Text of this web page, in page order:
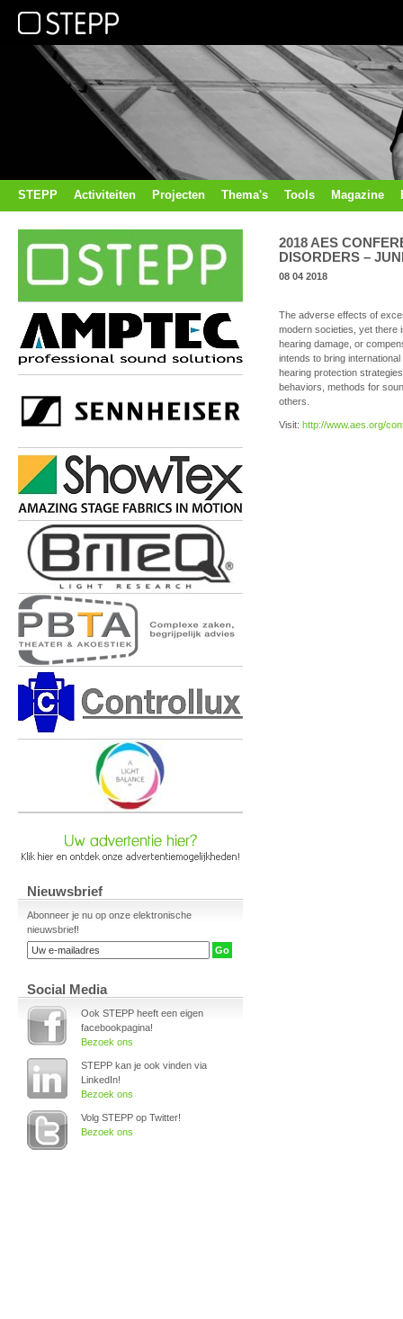
STEPP Activiteiten Projecten Thema's Tools Magazine
Nieuwsbrief
Abonneer je nu op onze elektronische
nieuwsbrief!
Social Media
Ook STEPP heeft een eigen
facebookpagina!
Bezoek ons
STEPP kan je ook vinden via
LinkedIn!
Bezoek ons
Volg STEPP op Twitter!
Bezoek ons
2018 AES
DISORDERS –
08 04 2018
The adverse effects of
modern societies, yet there
hearing damage, or
intends to bring
hearing protection
behaviors, methods for
others.
Visit: http://www.aes.org/